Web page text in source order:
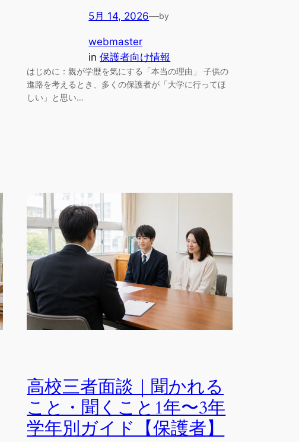
5月 14, 2026—by
webmaster
in保護者向け情報
はじめに：親が学歴を気にする「本当の理由」 子供の
進路を考えるとき、多くの保護者が「大学に行ってほ
しい」と思い…
高校三者面談｜聞かれる
こと・聞くこと1年〜3年
学年別ガイド【保護者】